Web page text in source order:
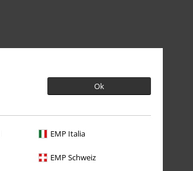
Ok
EMP Italia
EMP Schweiz